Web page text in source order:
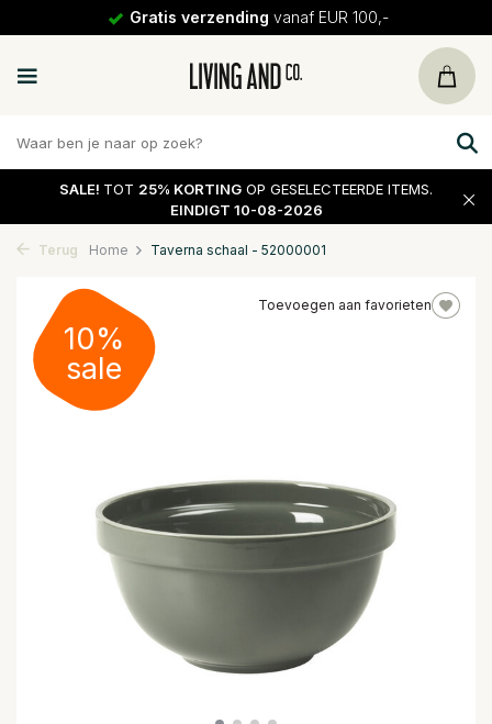
Gratis verzending vanaf EUR 100,-
SALE! TOT 25% KORTING OP GESELECTEERDE ITEMS.
EINDIGT 10-08-2026
Terug Home Taverna schaal - 52000001
Toevoegen aan favorieten
10%
sale